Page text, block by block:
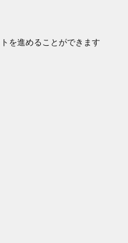
を進めることができます